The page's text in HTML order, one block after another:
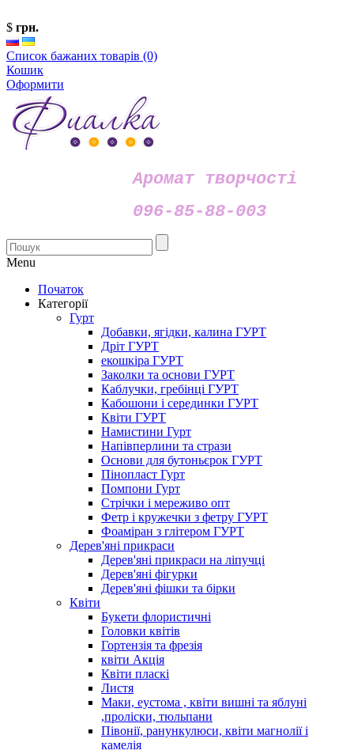
$ грн.
Список бажаних товарів (0)
Кошик
Оформити
Аромат творчості
096-85-88-003
Menu
Початок
Категорії
Гурт
Добавки, ягідки, калина ГУРТ
Дріт ГУРТ
екошкіра ГУРТ
Заколки та основи ГУРТ
Каблучки, гребінці ГУРТ
Кабошони і серединки ГУРТ
Квіти ГУРТ
Намистини Гурт
Напівперлини та стрази
Основи для бутоньєрок ГУРТ
Пінопласт Гурт
Помпони Гурт
Стрічки і мереживо опт
Фетр і кружечки з фетру ГУРТ
Фоаміран з глітером ГУРТ
Дерев'яні прикраси
Дерев'яні прикраси на ліпучці
Дерев'яні фігурки
Дерев'яні фішки та бірки
Квіти
Букети флористичні
Головки квітів
Гортензія та фрезія
квіти Акція
Квіти пласкі
Листя
Маки, еустома , квіти вишні та яблуні
,проліски, тюльпани
Півонії, ранункулюси, квіти магнолії і
камелія